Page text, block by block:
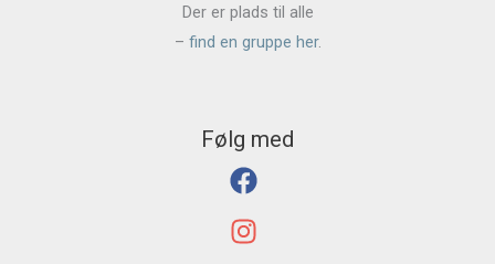
Der er plads til alle
– find en gruppe her.
Følg med